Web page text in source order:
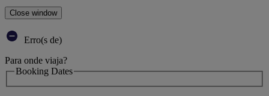
Close window
Erro(s de)
Para onde viaja?
Booking Dates